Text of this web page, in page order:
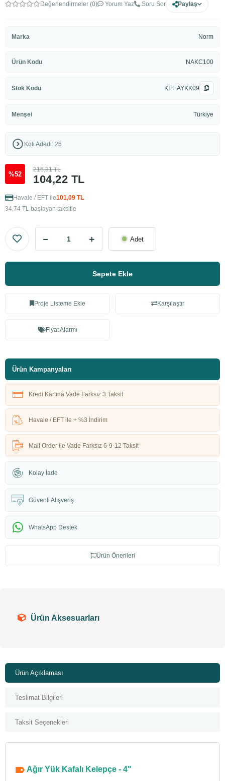
Değerlendirmeler (0) Yorum Yaz Soru Sor Paylaş
Marka Norm
Ürün Kodu NAKC100
Stok Kodu KEL AYKK09
Menşei Türkiye
Koli Adedi: 25
%52 104,22 TL
216,31 TL
Havale / EFT ile101,09 TL
34,74 TL başlayan taksitle
Adet
Sepete Ekle
Proje Listeme Ekle Karşılaştır
Fiyat Alarmı
Ürün Kampanyaları
Kredi Kartına Vade Farksız 3 Taksit
Havale / EFT ile + %3 İndirim
Mail Order ile Vade Farksız 6-9-12 Taksit
Kolay İade
Güvenli Alışveriş
WhatsApp Destek
Ürün Önerileri
Ürün Aksesuarları
Ürün Açıklaması
Teslimat Bilgileri
Taksit Seçenekleri
Ağır Yük Kafalı Kelepçe - 4"